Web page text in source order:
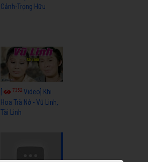
Cảnh-Trọng Hữu
7352Video] Khi
Hoa Trà Nở - Vũ Linh,
Tài Linh